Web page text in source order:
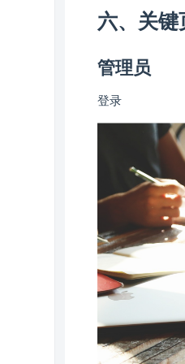
六、关键
管理员
登录